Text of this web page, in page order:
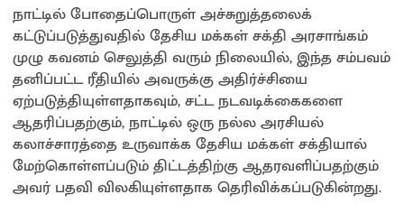
நாட்டில் போதைப்பொருள் அச்சுறுத்தலைக்
கட்டுப்படுத்துவதில் தேசிய மக்கள் சக்தி அரசாங்கம்
முழு கவனம் செலுத்தி வரும் நிலையில், இந்த சம்பவம்
தனிப்பட்ட ரீதியில் அவருக்கு அதிர்ச்சியை
ஏற்படுத்தியுள்ளதாகவும், சட்ட நடவடிக்கைகளை
ஆதரிப்பதற்கும், நாட்டில் ஒரு நல்ல அரசியல்
கலாச்சாரத்தை உருவாக்க தேசிய மக்கள் சக்தியால்
மேற்கொள்ளப்படும் திட்டத்திற்கு ஆதரவளிப்பதற்கும்
அவர் பதவி விலகியுள்ளதாக தெரிவிக்கப்படுகின்றது.